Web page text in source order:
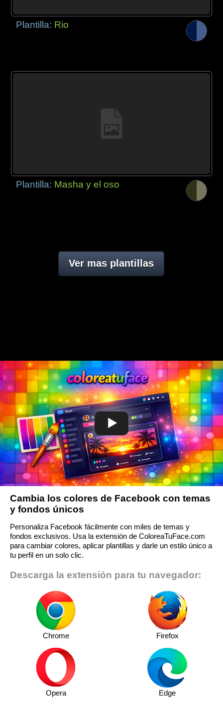
Plantilla: Rio
Plantilla: Masha y el oso
Ver mas plantillas
Cambia los colores de Facebook con temas
y fondos únicos
Personaliza Facebook fácilmente con miles de temas y
fondos exclusivos. Usa la extensión de ColoreaTuFace.com
para cambiar colores, aplicar plantillas y darle un estilo único a
tu perfil en un solo clic.
Descarga la extensión para tu navegador:
Chrome Firefox
Opera Edge